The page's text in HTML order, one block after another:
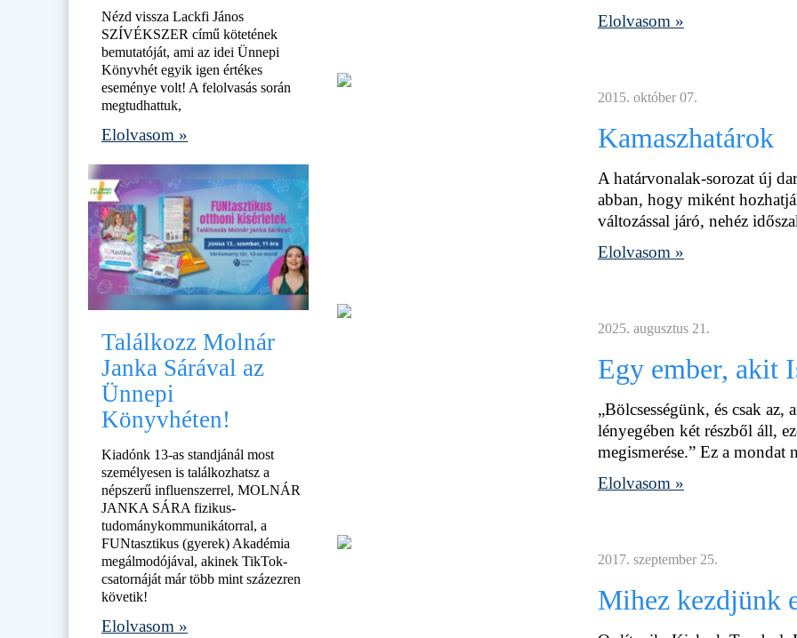
Elolvasom »
2015. október 07.
Kamaszhatárok
A határvonalak-sorozat új
abban, hogy miként
változással járó, nehéz
Elolvasom »
2025. augusztus 21.
Egy ember, akit
„Bölcsességünk, és csak
lényegében két részből áll,
megismerése.” Ez a
Elolvasom »
2017. szeptember 25.
Mihez kezdjünk
Nézd vissza Lackfi János
SZÍVÉKSZER című kötetének
bemutatóját, ami az idei Ünnepi
Könyvhét egyik igen értékes
eseménye volt! A felolvasás során
megtudhattuk,
Elolvasom »
Találkozz Molnár
Janka Sárával az
Ünnepi
Könyvhéten!
Kiadónk 13-as standjánál most
személyesen is találkozhatsz a
népszerű influenszerrel, MOLNÁR
JANKA SÁRA fizikus-
tudománykommunikátorral, a
FUNtasztikus (gyerek) Akadémia
megálmodójával, akinek TikTok-
csatornáját már több mint százezren
követik!
Elolvasom »